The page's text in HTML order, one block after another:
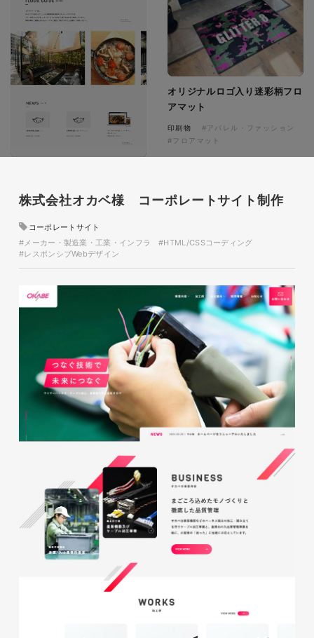
施設・店舗サイト
#食品・飲食
#HTML/CSSコーディング
#レスポンシブWebデザイン
オリジナルロゴ入り迷彩柄フロ
アマット
印刷物
#アパレル・ファッション
#フロアマット
glitter8様 スタンドバナー
#アパレル・ファッション
#スタンドバナー
glitter8様 A4スタンドバナ
#アパレル・ファッション
株式会社オカベ様 コーポレートサイト制作
コーポレートサイト
#メーカー・製造業・工業・インフラ
#HTML/CSSコーディング
#レスポンシブWebデザイン